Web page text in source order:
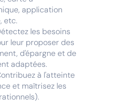
application
etc.
les besoins
leur proposer des
d'épargne et de
adaptées.
à l'atteinte
et maîtrisez les